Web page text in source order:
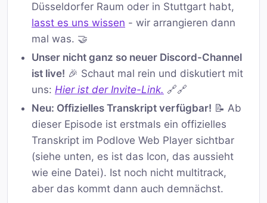
Düsseldorfer Raum oder in Stuttgart habt,
lasst es uns wissen - wir arrangieren dann
mal was. 🤝
Unser nicht ganz so neuer Discord-Channel
ist live! 🎉 Schaut mal rein und diskutiert mit
uns: Hier ist der Invite-Link. 🔗🔗
Neu: Offizielles Transkript verfügbar! 📝 Ab
dieser Episode ist erstmals ein offizielles
Transkript im Podlove Web Player sichtbar
(siehe unten, es ist das Icon, das aussieht
wie eine Datei). Ist noch nicht multitrack,
aber das kommt dann auch demnächst.